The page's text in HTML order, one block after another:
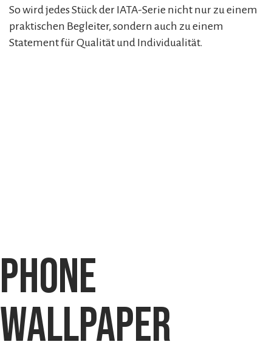
So wird jedes Stück der IATA-Serie nicht nur zu einem
praktischen Begleiter, sondern auch zu einem
Statement für Qualität und Individualität.
phone
wallpaper